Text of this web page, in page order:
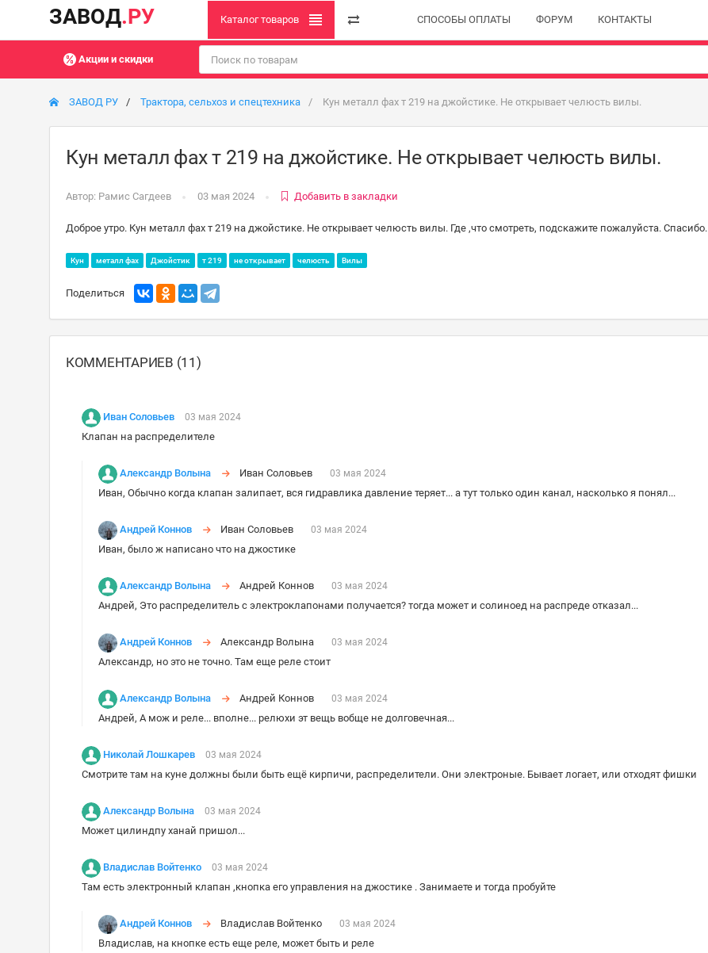
ЗАВОД.РУ Каталог товаров СПОСОБЫ ОПЛАТЫ ФОРУМ КОНТАКТЫ
Акции и скидки
ЗАВОД РУ Трактора, сельхоз и спецтехника Кун металл фах т 219 на джойстике. Не открывает челюсть вилы.
Кун металл фах т 219 на джойстике. Не открывает челюсть вилы.
Автор: Рамис Сагдеев 03 мая 2024 Добавить в закладки
Доброе утро. Кун металл фах т 219 на джойстике. Не открывает челюсть вилы. Где ,что смотреть, подскажите пожалуйста. Спасибо.
Кун металл фах Джойстик т 219 не открывает челюсть Вилы
Поделиться
КОММЕНТАРИЕВ (11)
Иван Соловьев 03 мая 2024
Клапан на распределителе
Александр Волына Иван Соловьев 03 мая 2024
Иван, Обычно когда клапан залипает, вся гидравлика давление теряет... а тут только один канал, насколько я понял...
Андрей Коннов Иван Соловьев 03 мая 2024
Иван, было ж написано что на джостике
Александр Волына Андрей Коннов 03 мая 2024
Андрей, Это распределитель с электроклапонами получается? тогда может и солиноед на распреде отказал...
Андрей Коннов Александр Волына 03 мая 2024
Александр, но это не точно. Там еще реле стоит
Александр Волына Андрей Коннов 03 мая 2024
Андрей, А мож и реле... вполне... релюхи эт вещь вобще не долговечная...
Николай Лошкарев 03 мая 2024
Смотрите там на куне должны были быть ещё кирпичи, распределители. Они электроные. Бывает логает, или отходят фишки
Александр Волына 03 мая 2024
Может цилиндпу ханай пришол...
Владислав Войтенко 03 мая 2024
Там есть электронный клапан ,кнопка его управления на джостике . Занимаете и тогда пробуйте
Андрей Коннов Владислав Войтенко 03 мая 2024
Владислав, на кнопке есть еще реле, может быть и реле